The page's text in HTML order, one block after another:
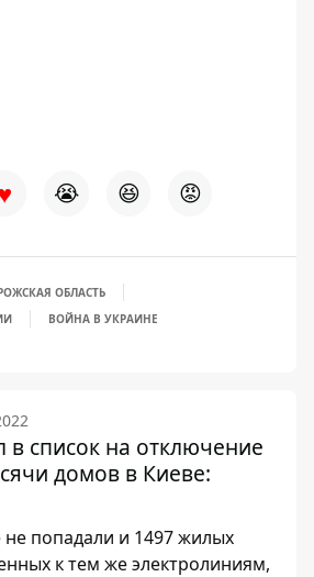
😭 😆 😡
ОБЛАСТЬ
ВОЙНА В УКРАИНЕ
список на отключение
домов в Киеве:
попадали и 1497 жилых
к тем же электролиниям,